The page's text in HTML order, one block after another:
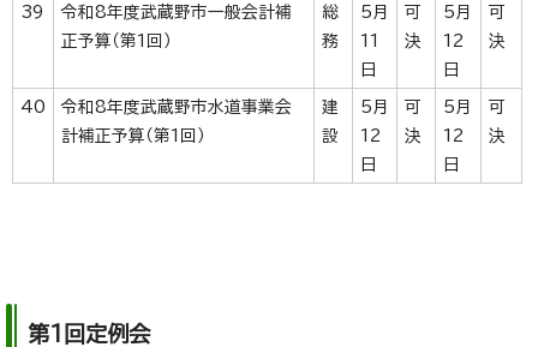
39
令和8年度武蔵野市一般会計補
正予算（第1回）
総
務
5月
11
日
可
決
5月
12
日
可
決
40
令和8年度武蔵野市水道事業会
計補正予算（第1回）
建
設
5月
12
日
可
決
5月
12
日
可
決
第1回定例会